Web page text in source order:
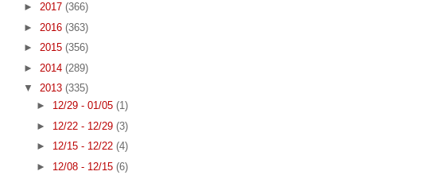
► 2017 (366)
► 2016 (363)
► 2015 (356)
► 2014 (289)
▼ 2013 (335)
► 12/29 - 01/05 (1)
► 12/22 - 12/29 (3)
► 12/15 - 12/22 (4)
► 12/08 - 12/15 (6)